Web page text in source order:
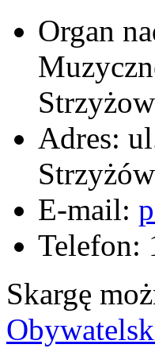
Organ
Adres:
E-mail:
Telefon:
Skargę